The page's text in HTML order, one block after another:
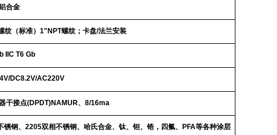
合金
纹（标准） 1"NPT螺纹；卡盘/法兰安装
IIC T6 Gb
DC8.2V/AC220V
干接点(DPDT)NAMUR、 8/16ma
锈钢、 2205双相不锈钢、哈氏合金、钛、钽、锆，四氟、 PFA等各种涂层